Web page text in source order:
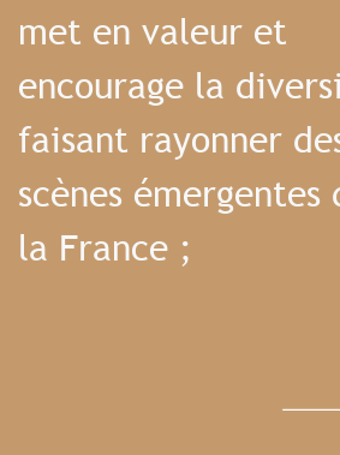
met en valeur et
encourage la
faisant rayonner
scènes émergentes
la France ;